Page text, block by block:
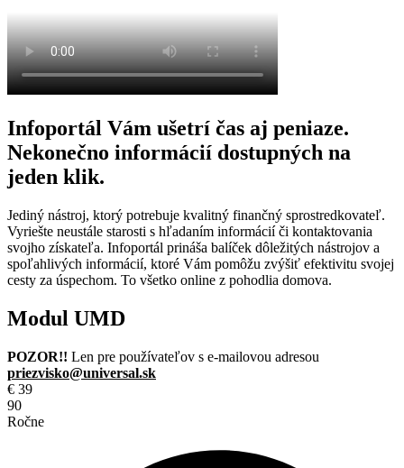
Infoportál Vám ušetrí čas aj peniaze.
Nekonečno informácií dostupných na
jeden klik.
Jediný nástroj, ktorý potrebuje kvalitný finančný sprostredkovateľ.
Vyriešte neustále starosti s hľadaním informácií či kontaktovania
svojho získateľa. Infoportál prináša balíček dôležitých nástrojov a
spoľahlivých informácií, ktoré Vám pomôžu zvýšiť efektivitu svojej
cesty za úspechom. To všetko online z pohodlia domova.
Modul UMD
POZOR!! Len pre používateľov s e-mailovou adresou
priezvisko@universal.sk
€ 39
90
Ročne